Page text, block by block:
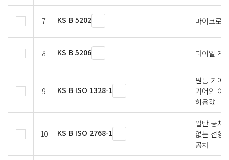
7 KS B 5202 마이크로
8 KS B 5206 다이얼 게
9 KS B ISO 1328-1
원통 기어
기어의 이
허용값
10 KS B ISO 2768-1
일반 공차
없는 선형
공차